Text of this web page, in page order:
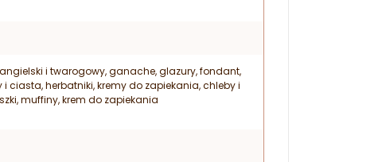
i twarogowy, ganache, glazury, fondant,
i ciasta, herbatniki, kremy do zapiekania, chleby i
muffiny, krem do zapiekania